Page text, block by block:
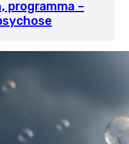
programma –